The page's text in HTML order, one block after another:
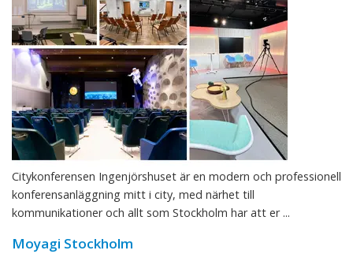
Citykonferensen Ingenjörshuset är en modern och professionell
konferensanläggning mitt i city, med närhet till
kommunikationer och allt som Stockholm har att er ...
Moyagi Stockholm